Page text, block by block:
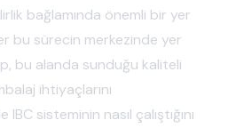
bağlamında önemli bir yer
bu sürecin merkezinde yer
bu alanda sunduğu kaliteli
ihtiyaçlarını
sisteminin nasıl çalıştığını